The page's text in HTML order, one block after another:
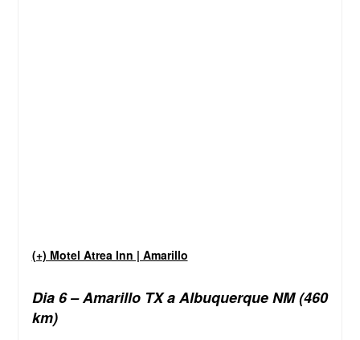
(+) Motel Atrea Inn | Amarillo
Dia 6 – Amarillo TX a Albuquerque NM (460
km)